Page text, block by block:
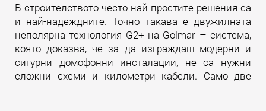
В строителството често най-простите решения са
и най-надеждните. Точно такава е двужилната
неполярна технология G2+ на Golmar – система,
която доказва, че за да изграждаш модерни и
сигурни домофонни инсталации, не са нужни
сложни схеми и километри кабели. Само две